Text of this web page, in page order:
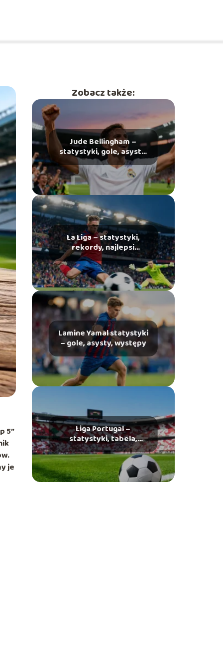
5”
je
Zobacz także:
Jude Bellingham –
statystyki, gole, asysty,
osiągnięcia
La Liga – statystyki,
rekordy, najlepsi
strzelcy
Lamine Yamal statystyki
– gole, asysty, występy
Liga Portugal –
statystyki, tabela,
najlepsi strzelcy